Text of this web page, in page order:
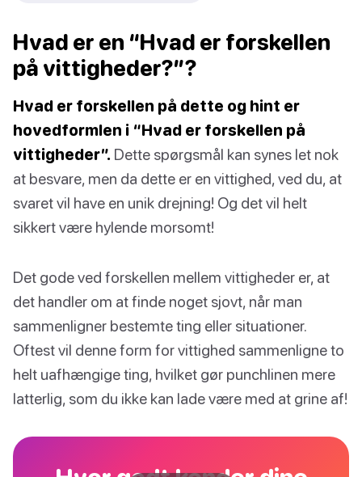
Hvad er en “Hvad er forskellen
på vittigheder?”?
Hvad er forskellen på dette og hint er
hovedformlen i “Hvad er forskellen på
vittigheder”. Dette spørgsmål kan synes let nok
at besvare, men da dette er en vittighed, ved du, at
svaret vil have en unik drejning! Og det vil helt
sikkert være hylende morsomt!
Det gode ved forskellen mellem vittigheder er, at
det handler om at finde noget sjovt, når man
sammenligner bestemte ting eller situationer.
Oftest vil denne form for vittighed sammenligne to
helt uafhængige ting, hvilket gør punchlinen mere
latterlig, som du ikke kan lade være med at grine af!